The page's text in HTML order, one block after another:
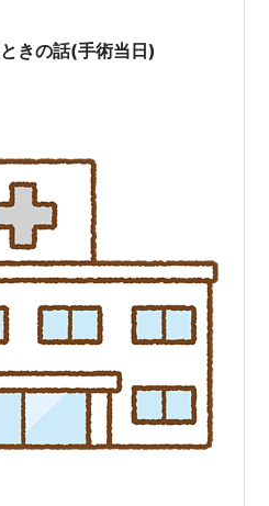
2022年、妊娠出産を経て経過
きの話(手術当日)